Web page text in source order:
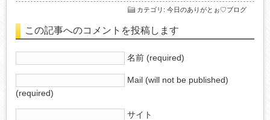
カテゴリ : 今日のありがとぉ♡ブログ
この記事へのコメントを投稿します
名前 (required)
Mail (will not be published)
(required)
サイト